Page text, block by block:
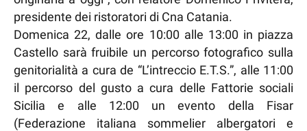
presidente dei ristoratori di Cna Catania.
Domenica 22, dalle ore 10:00 alle 13:00 in piazza
Castello sarà fruibile un percorso fotografico sulla
genitorialità a cura de “L’intreccio E.T.S.”, alle 11:00
il percorso del gusto a cura delle Fattorie sociali
Sicilia e alle 12:00 un evento della Fisar
(Federazione italiana sommelier albergatori e